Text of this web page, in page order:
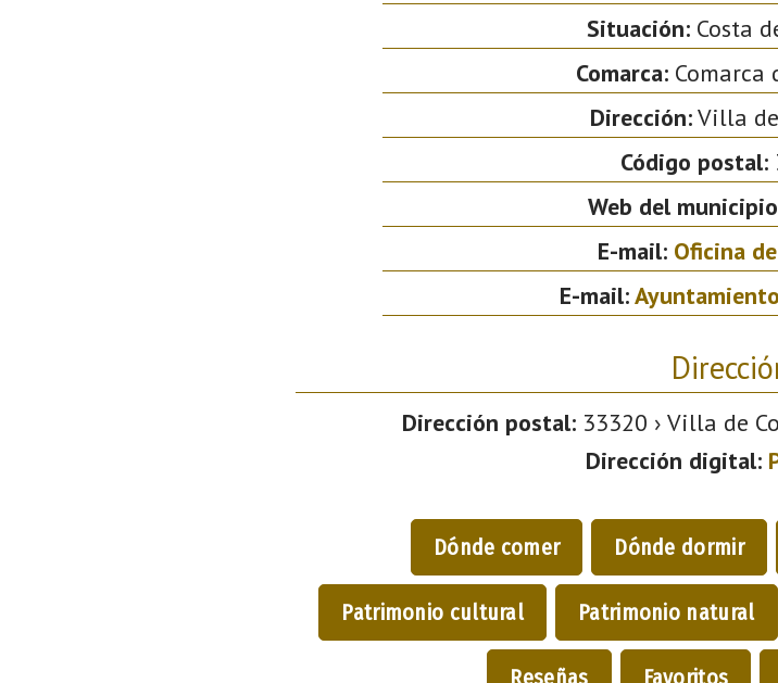
Situación:Costa
Comarca: Comarca
Dirección:Villa
Código postal:
Web del
E-mail: Oficina
E-mail:
Dirección postal: 33320 › Villa de
Dirección digital:
Dónde comer Dónde dormir
Patrimonio cultural Patrimonio natural
Reseñas Favoritos